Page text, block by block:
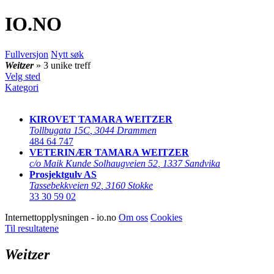
IO.NO
Fullversjon Nytt søk
Weitzer » 3 unike treff
Velg sted
Kategori
KIROVET TAMARA WEITZER
Tollbugata 15C 3044 Drammen
484 64 747
VETERINÆR TAMARA WEITZER
c/o Maik Kunde Solhaugveien 52 1337 Sandvika
Prosjektgulv AS
Tassebekkveien 92 3160 Stokke
33 30 59 02
Internettopplysningen - io.no Om oss Cookies
Til resultatene
Weitzer